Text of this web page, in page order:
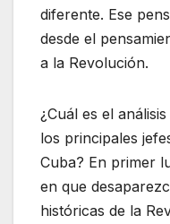
diferente. Ese
desde el
a la Revolución.
¿Cuál es el
los principales
Cuba? En primer
en que
históricas de la